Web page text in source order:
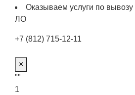
Оказываем услуги по
ЛО
+7 (812) 715-12-11
×
""
1